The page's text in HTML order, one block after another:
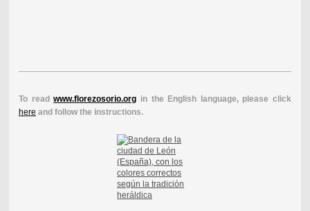
To readwww.florezosorio.org in the English language, please click
here and follow the instructions.